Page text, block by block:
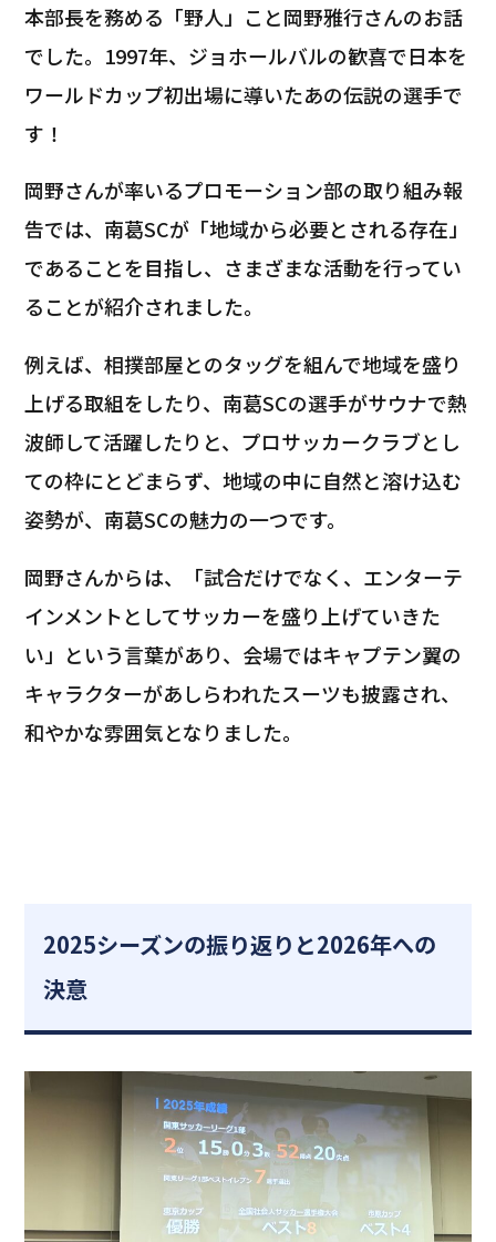
本部長を務める「野人」こと岡野雅行さんのお話
でした。1997年、ジョホールバルの歓喜で日本を
ワールドカップ初出場に導いたあの伝説の選手で
す！
岡野さんが率いるプロモーション部の取り組み報
告では、南葛SCが「地域から必要とされる存在」
であることを目指し、さまざまな活動を行ってい
ることが紹介されました。
例えば、相撲部屋とのタッグを組んで地域を盛り
上げる取組をしたり、南葛SCの選手がサウナで熱
波師して活躍したりと、プロサッカークラブとし
ての枠にとどまらず、地域の中に自然と溶け込む
姿勢が、南葛SCの魅力の一つです。
岡野さんからは、「試合だけでなく、エンターテ
インメントとしてサッカーを盛り上げていきた
い」という言葉があり、会場ではキャプテン翼の
キャラクターがあしらわれたスーツも披露され、
和やかな雰囲気となりました。
2025シーズンの振り返りと2026年への
決意